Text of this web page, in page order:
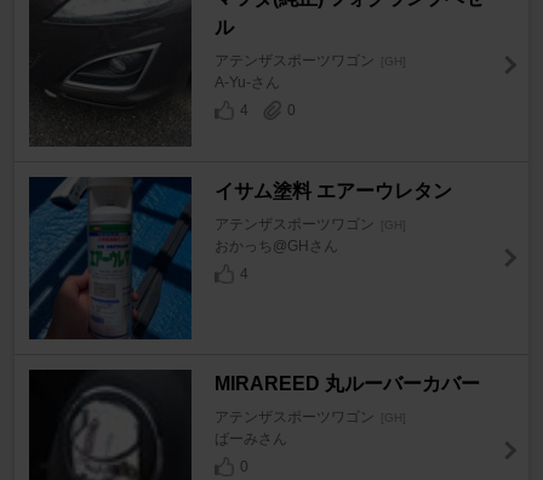
ル
アテンザスポーツワゴン [GH]
A-Yu-さん
4
0
イサム塗料 エアーウレタン
アテンザスポーツワゴン [GH]
おかっち@GHさん
4
MIRAREED 丸ルーバーカバー
アテンザスポーツワゴン [GH]
ばーみさん
0